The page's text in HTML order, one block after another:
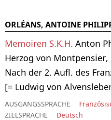
ORLÉANS, ANTOINE
Memoiren S.K.H. Anton
Herzog von
Nach der 2. Aufl. des
[= Ludwig von
AUSGANGSSPRACHE
ZIELSPRACHE
Deutsch